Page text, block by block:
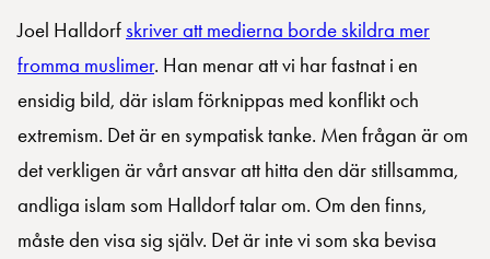
Joel Halldorfskriver att medierna borde skildra mer
fromma muslimer. Han menar att vi har fastnat i en
ensidig bild, där islam förknippas med konflikt och
extremism. Det är en sympatisk tanke. Men frågan är om
det verkligen är vårt ansvar att hitta den där stillsamma,
andliga islam som Halldorf talar om. Om den finns,
måste den visa sig själv. Det är inte vi som ska bevisa